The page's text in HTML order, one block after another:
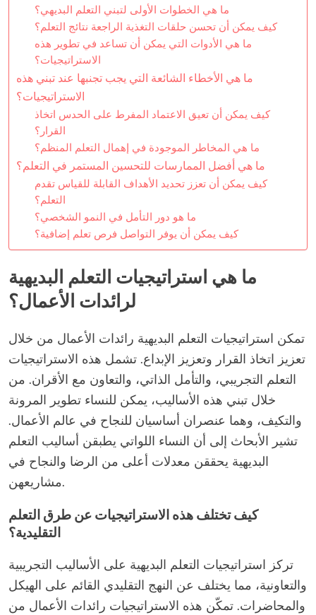
ما هي الخطوات الأولى لتبني التعلم البديهي؟
كيف يمكن أن تحسن حلقات التغذية الراجعة نتائج التعلم؟
ما هي الأدوات التي يمكن أن تساعد في تطوير هذه
الاستراتيجيات؟
ما هي الأخطاء الشائعة التي يجب تجنبها عند تبني هذه
الاستراتيجيات؟
كيف يمكن أن تعيق الاعتماد المفرط على الحدس اتخاذ
القرار؟
ما هي المخاطر الموجودة في إهمال التعلم المنظم؟
ما هي أفضل الممارسات للتحسين المستمر في التعلم؟
كيف يمكن أن تعزز تحديد الأهداف القابلة للقياس تقدم
التعلم؟
ما هو دور التأمل في النمو الشخصي؟
كيف يمكن أن يوفر التواصل فرص تعلم إضافية؟
ما هي استراتيجيات التعلم البديهية
لرائدات الأعمال؟
تمكن استراتيجيات التعلم البديهية رائدات الأعمال من خلال
تعزيز اتخاذ القرار وتعزيز الإبداع. تشمل هذه الاستراتيجيات
التعلم التجريبي، والتأمل الذاتي، والتعاون مع الأقران. من
خلال تبني هذه الأساليب، يمكن للنساء تطوير المرونة
والتكيف، وهما عنصران أساسيان للنجاح في عالم الأعمال.
تشير الأبحاث إلى أن النساء اللواتي يطبقن أساليب التعلم
البديهية يحققن معدلات أعلى من الرضا والنجاح في
مشاريعهن.
كيف تختلف هذه الاستراتيجيات عن طرق التعلم
التقليدية؟
تركز استراتيجيات التعلم البديهية على الأساليب التجريبية
والتعاونية، مما يختلف عن النهج التقليدي القائم على الهيكل
والمحاضرات. تمكّن هذه الاستراتيجيات رائدات الأعمال من